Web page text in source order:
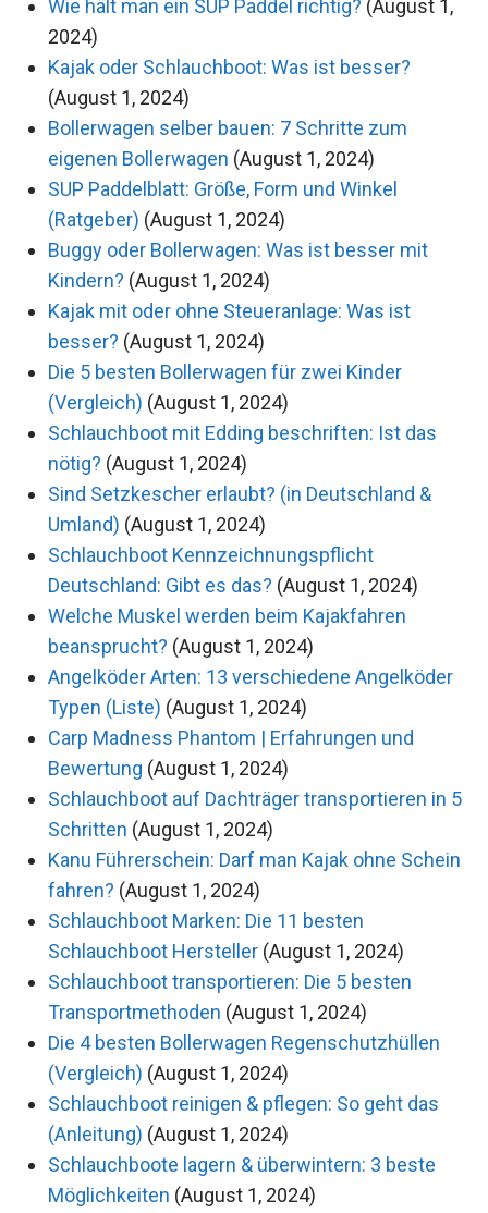
Wie hält man ein SUP Paddel richtig? (August 1,
2024)
Kajak oder Schlauchboot: Was ist besser?
(August 1, 2024)
Bollerwagen selber bauen: 7 Schritte zum
eigenen Bollerwagen (August 1, 2024)
SUP Paddelblatt: Größe, Form und Winkel
(Ratgeber) (August 1, 2024)
Buggy oder Bollerwagen: Was ist besser mit
Kindern? (August 1, 2024)
Kajak mit oder ohne Steueranlage: Was ist
besser? (August 1, 2024)
Die 5 besten Bollerwagen für zwei Kinder
(Vergleich) (August 1, 2024)
Schlauchboot mit Edding beschriften: Ist das
nötig? (August 1, 2024)
Sind Setzkescher erlaubt? (in Deutschland &
Umland) (August 1, 2024)
Schlauchboot Kennzeichnungspflicht
Deutschland: Gibt es das? (August 1, 2024)
Welche Muskel werden beim Kajakfahren
beansprucht? (August 1, 2024)
Angelköder Arten: 13 verschiedene Angelköder
Typen (Liste) (August 1, 2024)
Carp Madness Phantom | Erfahrungen und
Bewertung (August 1, 2024)
Schlauchboot auf Dachträger transportieren in 5
Schritten (August 1, 2024)
Kanu Führerschein: Darf man Kajak ohne Schein
fahren? (August 1, 2024)
Schlauchboot Marken: Die 11 besten
Schlauchboot Hersteller (August 1, 2024)
Schlauchboot transportieren: Die 5 besten
Transportmethoden (August 1, 2024)
Die 4 besten Bollerwagen Regenschutzhüllen
(Vergleich) (August 1, 2024)
Schlauchboot reinigen & pflegen: So geht das
(Anleitung) (August 1, 2024)
Schlauchboote lagern & überwintern: 3 beste
Möglichkeiten (August 1, 2024)